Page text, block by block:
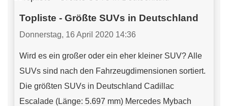
Topliste - Größte SUVs in Deutschland
Donnerstag, 16 April 2020 14:36
Wird es ein großer oder ein eher kleiner SUV? Alle
SUVs sind nach den Fahrzeugdimensionen sortiert.
Die größten SUVs in Deutschland Cadillac
Escalade (Länge: 5.697 mm) Mercedes Mybach